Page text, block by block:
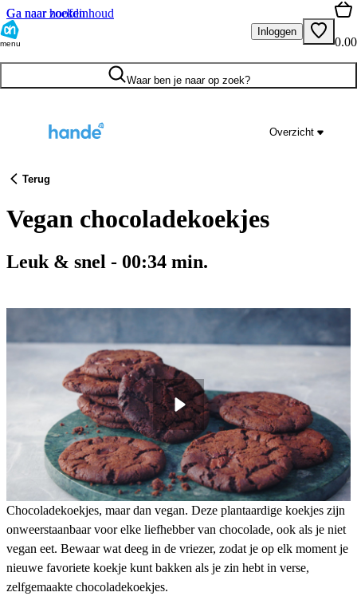
Ga naar hoofdinhoud
Ga naar zoeken
menu
Inloggen
0.00
Waar ben je naar op zoek?
Overzicht
Terug
Vegan chocoladekoekjes
Leuk & snel - 00:34 min.
Chocoladekoekjes, maar dan vegan. Deze plantaardige koekjes zijn
onweerstaanbaar voor elke liefhebber van chocolade, ook als je niet
vegan eet. Bewaar wat deeg in de vriezer, zodat je op elk moment je
nieuwe favoriete koekje kunt bakken als je zin hebt in verse,
zelfgemaakte chocoladekoekjes.